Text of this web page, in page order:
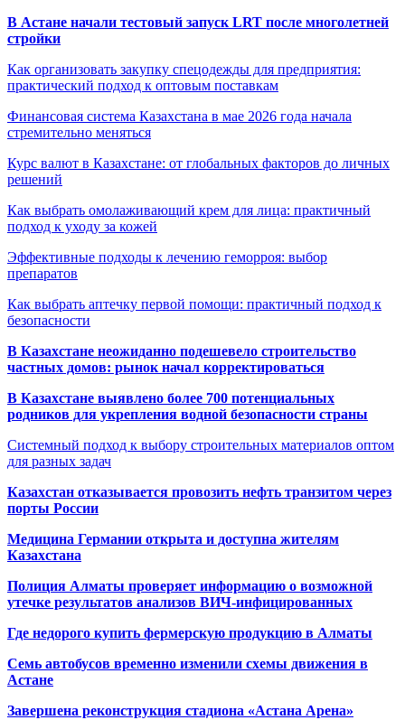
В Астане начали тестовый запуск LRT после многолетней
стройки
Как организовать закупку спецодежды для предприятия:
практический подход к оптовым поставкам
Финансовая система Казахстана в мае 2026 года начала
стремительно меняться
Курс валют в Казахстане: от глобальных факторов до личных
решений
Как выбрать омолаживающий крем для лица: практичный
подход к уходу за кожей
Эффективные подходы к лечению геморроя: выбор
препаратов
Как выбрать аптечку первой помощи: практичный подход к
безопасности
В Казахстане неожиданно подешевело строительство
частных домов: рынок начал корректироваться
В Казахстане выявлено более 700 потенциальных
родников для укрепления водной безопасности страны
Системный подход к выбору строительных материалов оптом
для разных задач
Казахстан отказывается провозить нефть транзитом через
порты России
Медицина Германии открыта и доступна жителям
Казахстана
Полиция Алматы проверяет информацию о возможной
утечке результатов анализов ВИЧ-инфицированных
Где недорого купить фермерскую продукцию в Алматы
Семь автобусов временно изменили схемы движения в
Астане
Завершена реконструкция стадиона «Астана Арена»